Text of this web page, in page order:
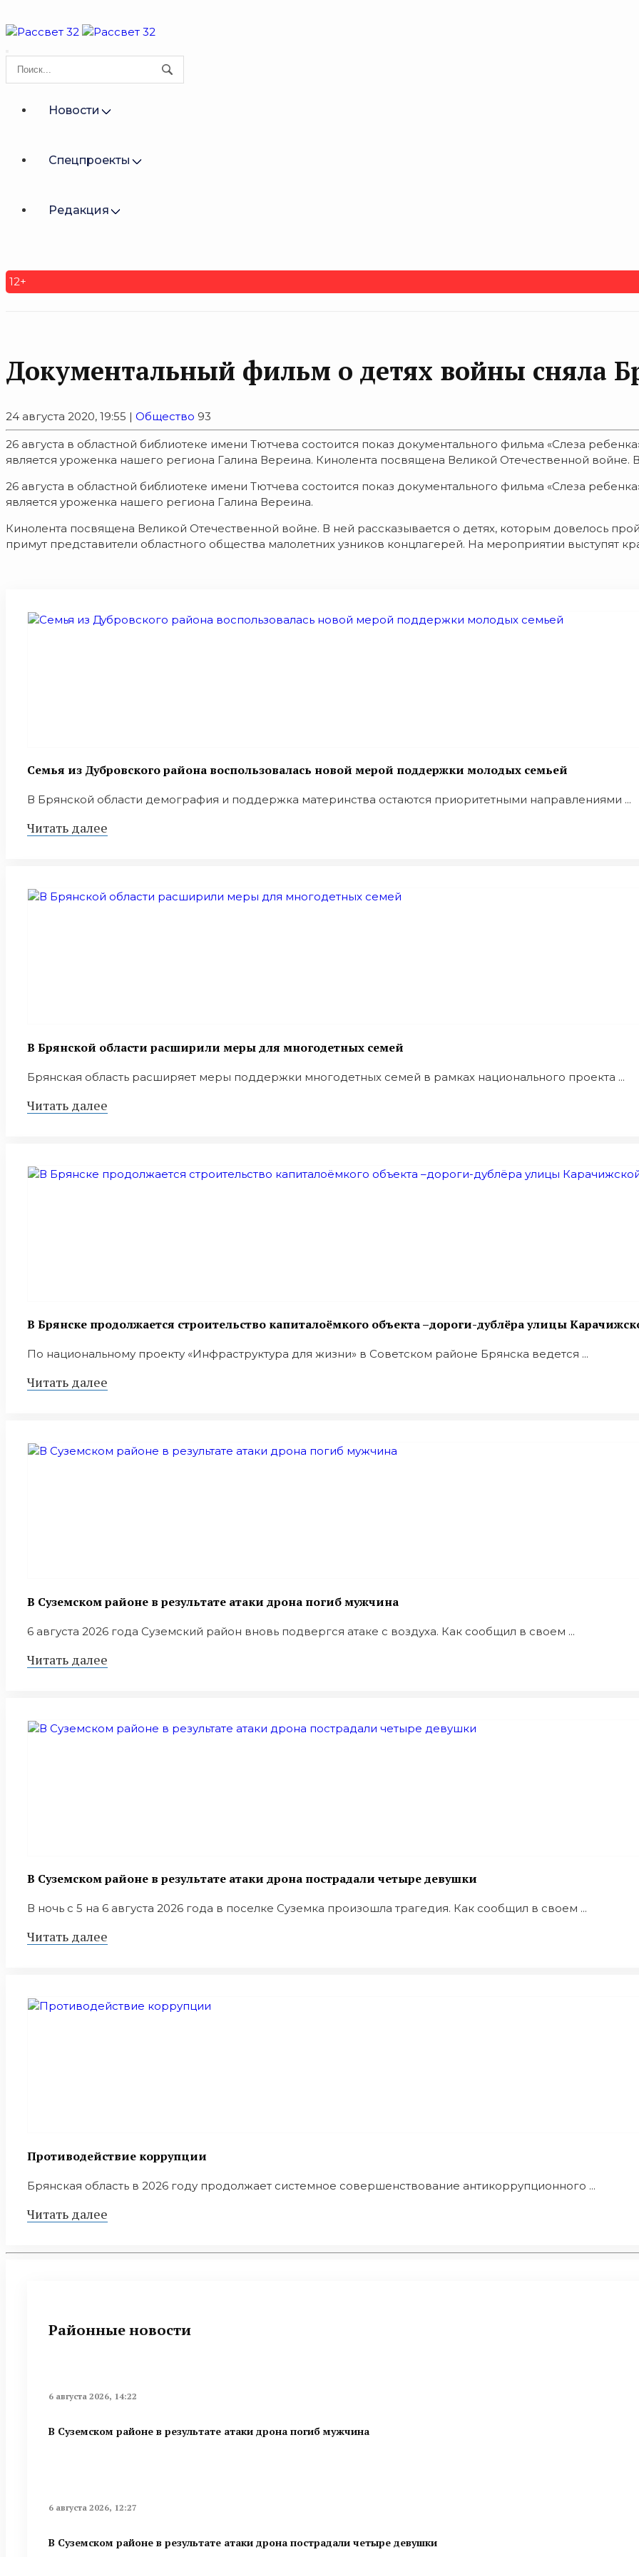
Новости
Спецпроекты
Редакция
12+
Документальный фильм о детях войны сняла
24 августа 2020, 19:55 | Общество 93
26 августа в областной библиотеке имени Тютчева состоится показ документального фильма «Слеза
является уроженка нашего региона Галина Вереина. Кинолента посвящена Великой Отечественной войне. В
26 августа в областной библиотеке имени Тютчева состоится показ документального фильма «Слеза
является уроженка нашего региона Галина Вереина.
Кинолента посвящена Великой Отечественной войне. В ней рассказывается о детях, которым довелось
примут представители областного общества малолетних узников концлагерей. На мероприятии выступят
Семья из Дубровского района воспользовалась новой мерой поддержки молодых семьей
В Брянской области демография и поддержка материнства остаются приоритетными направлениями ...
Читать далее
В Брянской области расширили меры для многодетных семей
Брянская область расширяет меры поддержки многодетных семей в рамках национального проекта ...
Читать далее
В Брянске продолжается строительство капиталоёмкого объекта –дороги-дублёра улицы
По национальному проекту «Инфраструктура для жизни» в Советском районе Брянска ведется ...
Читать далее
В Суземском районе в результате атаки дрона погиб мужчина
6 августа 2026 года Суземский район вновь подвергся атаке с воздуха. Как сообщил в своем ...
Читать далее
В Суземском районе в результате атаки дрона пострадали четыре девушки
В ночь с 5 на 6 августа 2026 года в поселке Суземка произошла трагедия. Как сообщил в своем ...
Читать далее
Противодействие коррупции
Брянская область в 2026 году продолжает системное совершенствование антикоррупционного ...
Читать далее
Районные новости
6 августа 2026, 14:22
В Суземском районе в результате атаки дрона погиб мужчина
6 августа 2026, 12:27
В Суземском районе в результате атаки дрона пострадали четыре девушки